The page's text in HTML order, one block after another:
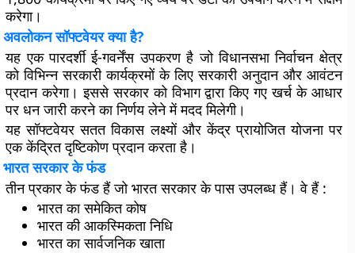
करेगा।
अवलोकन सॉफ्टवेयर क्या है?
यह एक पारदर्शी ई-गवर्नेंस उपकरण है जो विधानसभा निर्वाचन क्षेत्र
को विभिन्न सरकारी कार्यक्रमों के लिए सरकारी अनुदान और आवंटन
प्रदान करेगा। इससे सरकार को विभाग द्वारा किए गए खर्च के आधार
पर धन जारी करने का निर्णय लेने में मदद मिलेगी।
यह सॉफ्टवेयर सतत विकास लक्ष्यों और केंद्र प्रायोजित योजना पर
एक केंद्रित दृष्टिकोण प्रदान करता है।
भारत सरकार के फंड
तीन प्रकार के फंड हैं जो भारत सरकार के पास उपलब्ध हैं। वे हैं :
भारत का समेकित कोष
भारत की आकस्मिकता निधि
भारत का सार्वजनिक खाता